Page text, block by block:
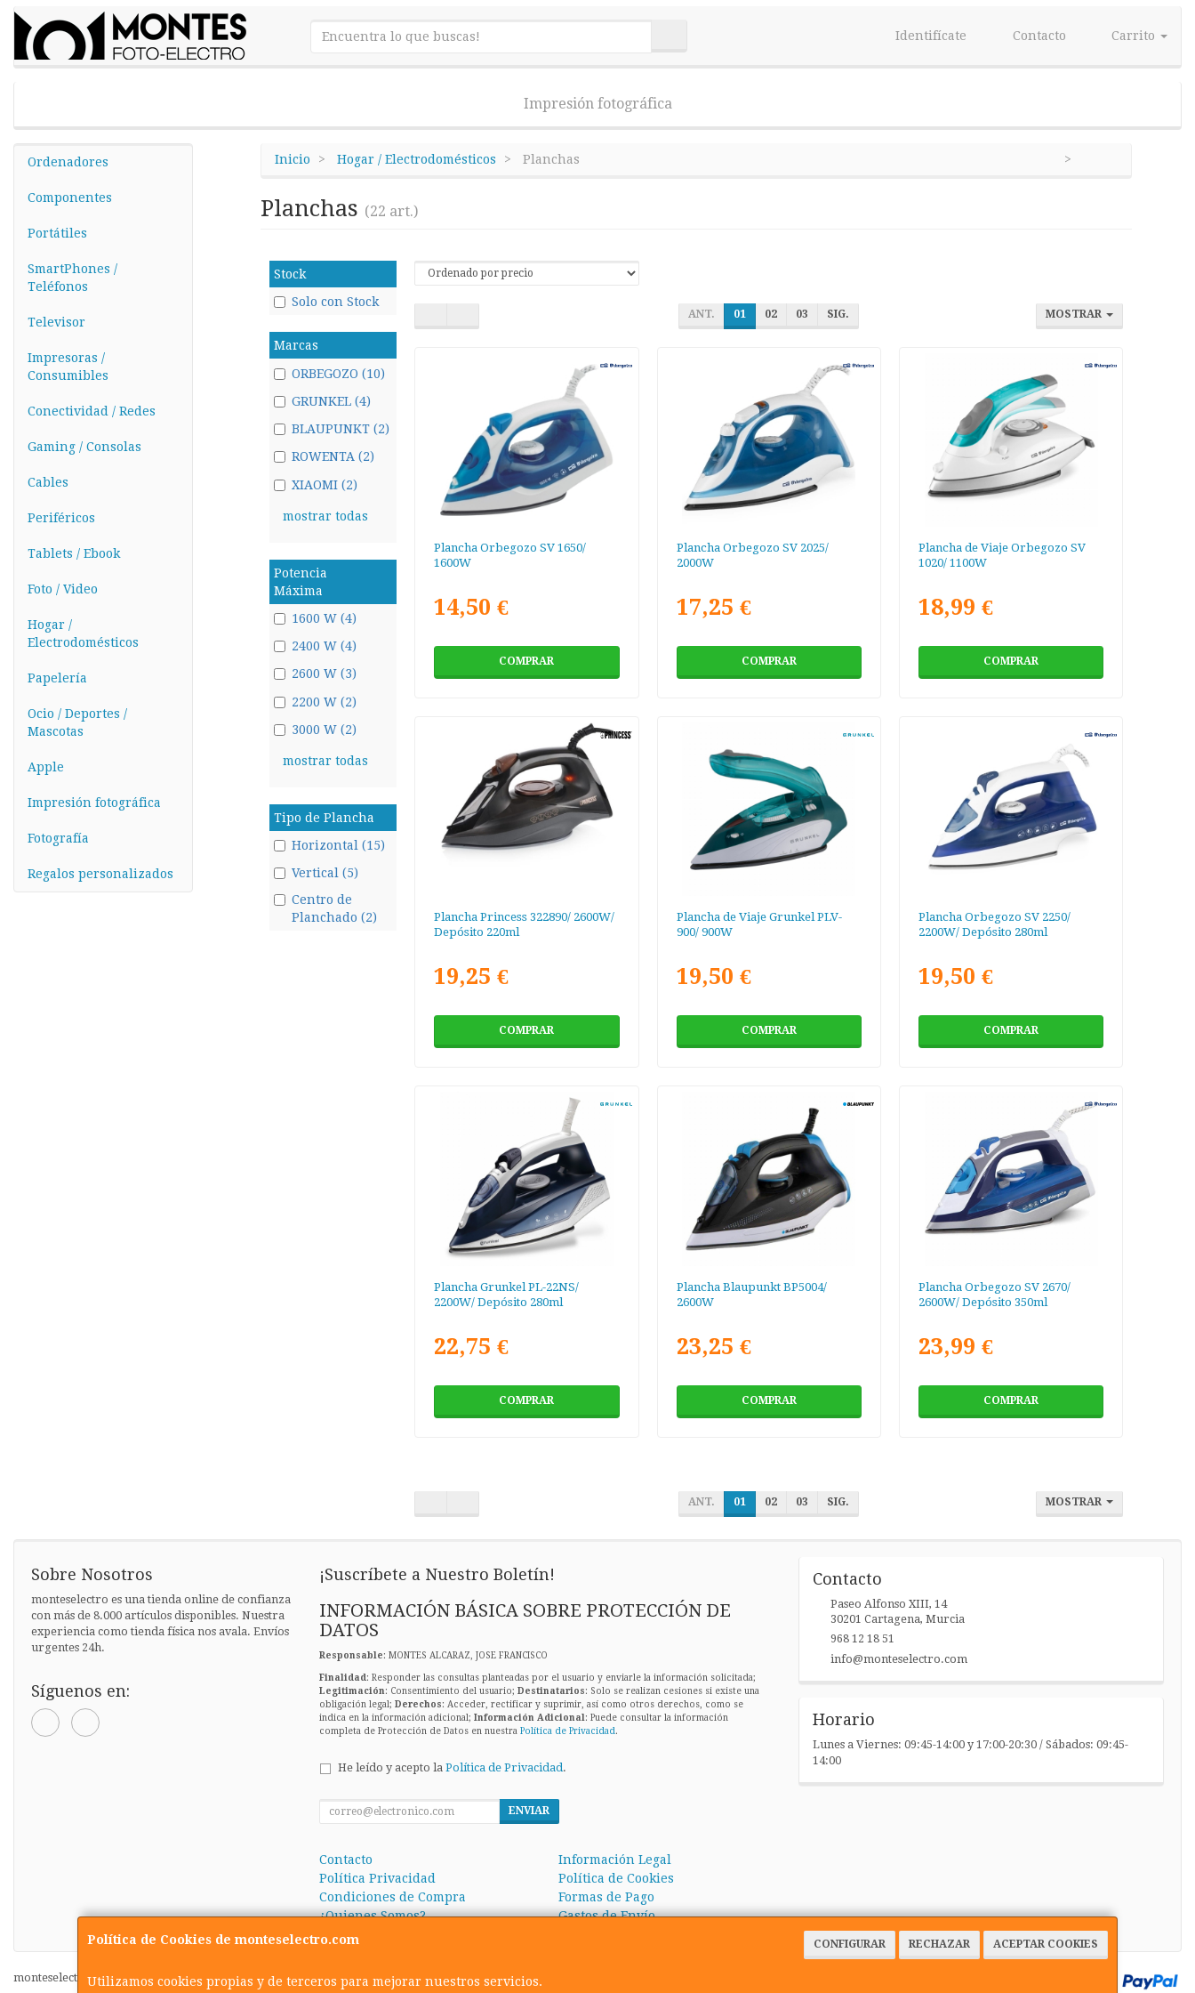
Identifícate Contacto Carrito
Impresión fotográfica
Ordenadores
Componentes
Portátiles
SmartPhones /
Teléfonos
Televisor
Impresoras /
Consumibles
Conectividad / Redes
Gaming / Consolas
Cables
Periféricos
Tablets / Ebook
Foto / Video
Hogar /
Electrodomésticos
Papelería
Ocio / Deportes /
Mascotas
Apple
Impresión fotográfica
Fotografía
Regalos personalizados
Inicio Hogar / Electrodomésticos Planchas
Planchas (22 art.)
Stock
Solo con Stock
Marcas
ORBEGOZO (10)
GRUNKEL (4)
BLAUPUNKT (2)
ROWENTA (2)
XIAOMI (2)
mostrar todas
Potencia
Máxima
1600 W (4)
2400 W (4)
2600 W (3)
2200 W (2)
3000 W (2)
mostrar todas
Tipo de Plancha
Horizontal (15)
Vertical (5)
Centro de
Planchado (2)
ANT. 01 02 03 SIG. MOSTRAR
Plancha Orbegozo SV 1650/
1600W
14,50 €
COMPRAR
Plancha Orbegozo SV 2025/
2000W
17,25 €
COMPRAR
Plancha de Viaje Orbegozo SV
1020/ 1100W
18,99 €
COMPRAR
Plancha Princess 322890/ 2600W/
Depósito 220ml
19,25 €
COMPRAR
Plancha de Viaje Grunkel PLV-
900/ 900W
19,50 €
COMPRAR
Plancha Orbegozo SV 2250/
2200W/ Depósito 280ml
19,50 €
COMPRAR
Plancha Grunkel PL-22NS/
2200W/ Depósito 280ml
22,75 €
COMPRAR
Plancha Blaupunkt BP5004/
2600W
23,25 €
COMPRAR
Plancha Orbegozo SV 2670/
2600W/ Depósito 350ml
23,99 €
COMPRAR
ANT. 01 02 03 SIG. MOSTRAR
Política de Cookies de monteselectro.com CONFIGURAR RECHAZAR ACEPTAR COOKIES
Utilizamos cookies propias y de terceros para mejorar nuestros servicios.
Sobre Nosotros
monteselectro es una tienda online de confianza
con más de 8.000 artículos disponibles. Nuestra
experiencia como tienda física nos avala. Envíos
urgentes 24h.
Síguenos en:
¡Suscríbete a Nuestro Boletín!
INFORMACIÓN BÁSICA SOBRE PROTECCIÓN DE
DATOS
Responsable: MONTES ALCARAZ, JOSE FRANCISCO
Finalidad : Responder las consultas planteadas por el usuario y enviarle la información solicitada;
Legitimación: Consentimiento del usuario; Destinatarios: Solo se realizan cesiones si existe una
obligación legal; Derechos: Acceder, rectificar y suprimir, así como otros derechos, como se
indica en la información adicional; Información Adicional : Puede consultar la información
completa de Protección de Datos en nuestra Política de Privacidad .
He leído y acepto la Política de Privacidad.
ENVIAR
Contacto
Información Legal
Política Privacidad
Política de Cookies
Condiciones de Compra
Formas de Pago
¿Quienes Somos?
Gastos de Envío
Contacto
Paseo Alfonso XIII, 14
30201 Cartagena, Murcia
968 12 18 51
info@monteselectro.com
Horario
Lunes a Viernes: 09:45-14:00 y 17:00-20:30 / Sábados: 09:45-
14:00
monteselectro.com © 2026